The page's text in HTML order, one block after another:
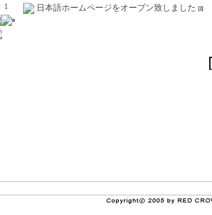
1 日本語ホームページをオープン致しました [1]